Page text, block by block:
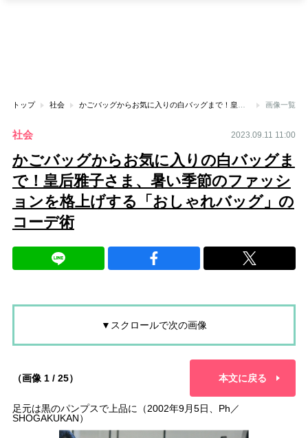
トップ 社会 画像一覧
社会 2023.09.11 11:00
かごバッグからお気に入りの白バッグま
で！皇后雅子さま、暑い季節のファッシ
ョンを格上げする「おしゃれバッグ」の
コーデ術
▼スクロールで次の画像
（画像 1 / 25） 本文に戻る
足元は黒のパンプスで上品に（2002年9月5日、Ph／
SHOGAKUKAN）